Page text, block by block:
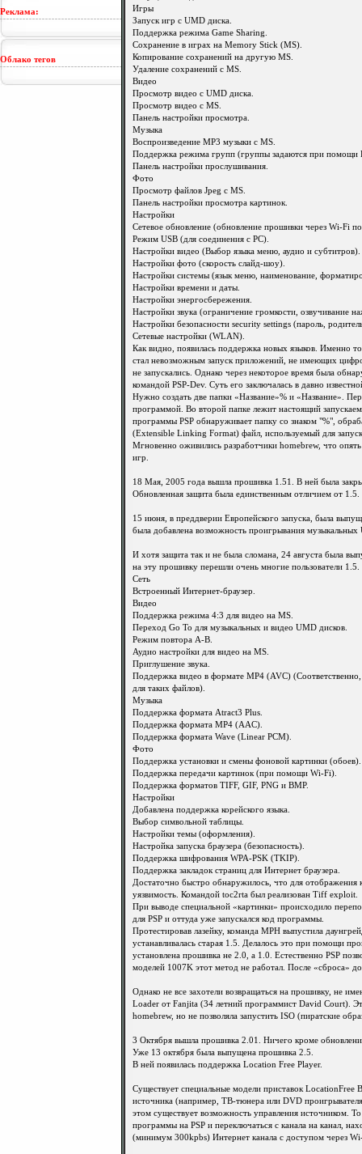
Реклама:
Облако тегов
Игры
Запуск игр с UMD диска.
Поддержка режима Game Sharing.
Сохранение в играх на Memory Stick (MS).
Копирование сохранений на другую MS.
Удаление сохранений с MS.
Видео
Просмотр видео с UMD диска.
Просмотр видео с MS.
Панель настройки просмотра.
Музыка
Воспроизведение MP3 музыки с MS.
Поддержка режима групп (группы задаются при помощи
Панель настройки прослушивания.
Фото
Просмотр файлов Jpeg с MS.
Панель настройки просмотра картинок.
Настройки
Сетевое обновление (обновление прошивки через Wi-Fi
Режим USB (для соединения с PC).
Настройки видео (Выбор языка меню, аудио и субтитров).
Настройки фото (скорость слайд-шоу).
Настройки системы (язык меню, наименование,
Настройки времени и даты.
Настройки энергосбережения.
Настройки звука (ограничение громкости, озвучивание
Настройки безопасности security settings (пароль,
Сетевые настройки (WLAN).
Как видно, появилась поддержка новых языков. Именно
стал невозможным запуск приложений, не имеющих
не запускались. Однако через некоторое время была
командой PSP-Dev. Суть его заключалась в давно
Нужно создать две папки «Название»% и «Название».
программой. Во второй папке лежит настоящий
программы PSP обнаруживает папку со знаком "%",
(Extensible Linking Format) файл, используемый для
Мгновенно оживились разработчики homebrew, что
игр.
18 Мая, 2005 года вышла прошивка 1.51. В ней была
Обновленная защита была единственным отличием от 1.5.
15 июня, в преддверии Европейского запуска, была
была добавлена возможность проигрывания
И хотя защита так и не была сломана, 24 августа была
на эту прошивку перешли очень многие пользователи 1.5.
Сеть
Встроенный Интернет-браузер.
Видео
Поддержка режима 4:3 для видео на MS.
Переход Go To для музыкальных и видео UMD дисков.
Режим повтора A-B.
Аудио настройки для видео на MS.
Приглушение звука.
Поддержка видео в формате MP4 (AVC)
для таких файлов).
Музыка
Поддержка формата Atract3 Plus.
Поддержка формата MP4 (AAC).
Поддержка формата Wave (Linear PCM).
Фото
Поддержка установки и смены фоновой картинки (обоев).
Поддержка передачи картинок (при помощи Wi-Fi).
Поддержка форматов TIFF, GIF, PNG и BMP.
Настройки
Добавлена поддержка корейского языка.
Выбор символьной таблицы.
Настройки темы (оформления).
Настройка запуска браузера (безопасность).
Поддержка шифрования WPA-PSK (TKIP).
Поддержка закладок страниц для Интернет браузера.
Достаточно быстро обнаружилось, что для отображения
уязвимость. Командой toc2rta был реализован Tiff exploit.
При выводе специальной «картинки» происходило
для PSP и оттуда уже запускался код программы.
Протестировав лазейку, команда MPH выпустила
устанавливалась старая 1.5. Делалось это при помощи
установлена прошивка не 2.0, а 1.0. Естественно PSP
моделей 1007K этот метод не работал. После «сброса»
Однако не все захотели возвращаться на прошивку, не
Loader от Fanjita (34 летний программист David Court).
homebrew, но не позволяла запустить ISO (пиратские
3 Октября вышла прошивка 2.01. Ничего кроме
Уже 13 октября была выпущена прошивка 2.5.
В ней появилась поддержка Location Free Player.
Существует специальные модели приставок LocationFree
источника (например, ТВ-тюнера или DVD
этом существует возможность управления источником.
программы на PSP и переключаться с канала на канал,
(минимум 300kpbs) Интернет канала с доступом через